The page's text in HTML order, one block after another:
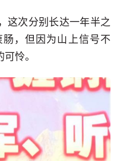
这次分别长达一年半之
，但因为山上信号不
怜。